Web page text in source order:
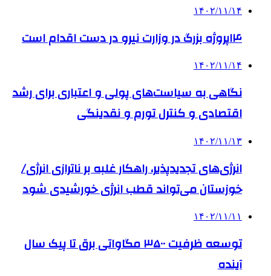
۱۴۰۲/۱۱/۱۴
۱۴پروژه بزرگ در وزارت نیرو در دست اقدام است
۱۴۰۲/۱۱/۱۴
نگاهی به سیاست‌های پولی و اعتباری برای رشد
اقتصادی و کنترل تورم و نقدینگی
۱۴۰۲/۱۱/۱۳
انرژی‌های تجدیدپذیر، راهکار غلبه بر ناترازی‌ انرژی/
خوزستان می‌تواند قطب انرژی خورشیدی شود
۱۴۰۲/۱۱/۱۱
توسعه ظرفیت ۳۵۰۰ مگاواتی برق تا پیک سال
آینده